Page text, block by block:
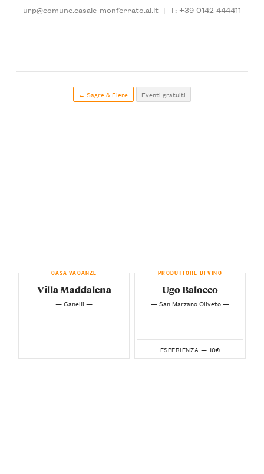
urp@comune.casale-monferrato.al.it | T: +39 0142 444411
← Sagre & Fiere Eventi gratuiti
CASA VACANZE
Villa Maddalena
— Canelli —
PRODUTTORE DI VINO
Ugo Balocco
— San Marzano Oliveto —
ESPERIENZA — 10€